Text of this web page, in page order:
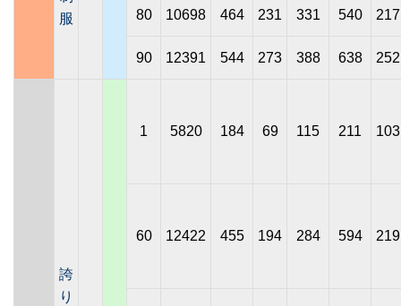
服
80 10698 464 231 331 540 217
90 12391 544 273 388 638 252
誇
り
1 5820 184 69 115 211 103
60 12422 455 194 284 594 219